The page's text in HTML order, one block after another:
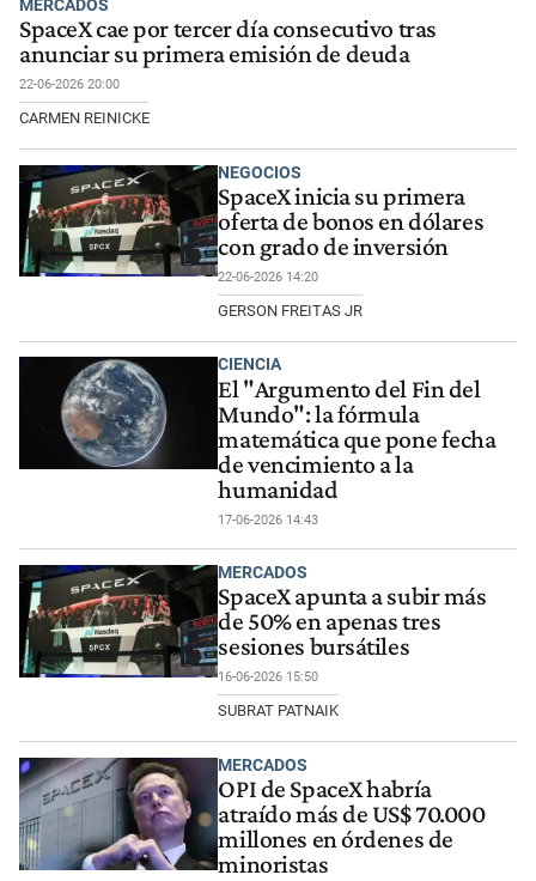
MERCADOS
SpaceX cae por tercer día consecutivo tras
anunciar su primera emisión de deuda
22-06-2026 20:00
CARMEN REINICKE
NEGOCIOS
SpaceX inicia su primera
oferta de bonos en dólares
con grado de inversión
22-06-2026 14:20
GERSON FREITAS JR
CIENCIA
El "Argumento del Fin del
Mundo": la fórmula
matemática que pone fecha
de vencimiento a la
humanidad
17-06-2026 14:43
MERCADOS
SpaceX apunta a subir más
de 50% en apenas tres
sesiones bursátiles
16-06-2026 15:50
SUBRAT PATNAIK
MERCADOS
OPI de SpaceX habría
atraído más de US$ 70.000
millones en órdenes de
minoristas